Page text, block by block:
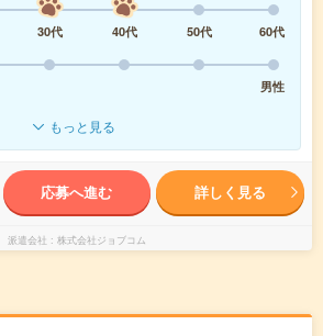
30代 40代 50代
60代
男性
もっと見る
応募へ進む 詳しく見る
派遣会社 株式会社ジョブコム